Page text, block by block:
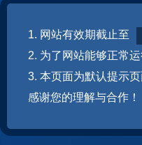
1. 网站有效期截止至
2. 为了网站能够正常
3. 本页面为默认提示
感谢您的理解与合作！